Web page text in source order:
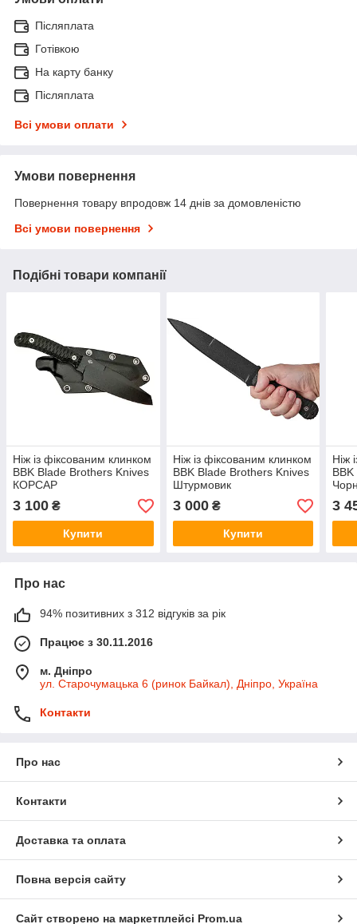
Післяплата
Готівкою
На карту банку
Післяплата
Всі умови оплати
Умови повернення
Повернення товару впродовж 14 днів за домовленістю
Всі умови повернення
Подібні товари компанії
Ніж із фіксованим клинком
BBK Blade Brothers Knives
КОРСАР
3 100 ₴
Купити
Ніж із фіксованим клинком
BBK Blade Brothers Knives
Штурмовик
3 000₴
Купити
Ніж
3
Про нас
94% позитивних з 312 відгуків за рік
Працює з 30.11.2016
м. Дніпро
ул. Старочумацька 6 (ринок Байкал), Дніпро, Україна
Контакти
Про нас
Контакти
Доставка та оплата
Повна версія сайту
Сайт створено на маркетплейсі Prom.ua